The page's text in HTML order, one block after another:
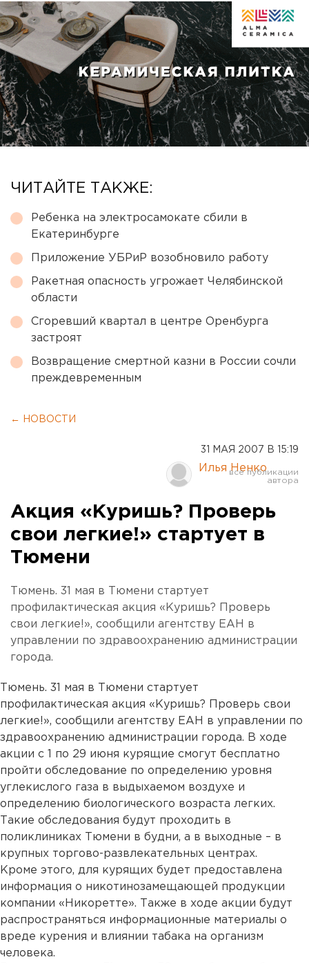
ЧИТАЙТЕ ТАКЖЕ:
Ребенка на электросамокате сбили в
Екатеринбурге
Приложение УБРиР возобновило работу
Ракетная опасность угрожает Челябинской
области
Сгоревший квартал в центре Оренбурга
застроят
Возвращение смертной казни в России сочли
преждевременным
← НОВОСТИ
31 МАЯ 2007 В 15:19
Илья Ненко
Акция «Куришь? Проверь
свои легкие!» стартует в
Тюмени
Тюмень. 31 мая в Тюмени стартует
профилактическая акция «Куришь? Проверь
свои легкие!», сообщили агентству ЕАН в
управлении по здравоохранению администрации
города.
Тюмень. 31 мая в Тюмени стартует
профилактическая акция «Куришь? Проверь свои
легкие!», сообщили агентству ЕАН в управлении по
здравоохранению администрации города. В ходе
акции с 1 по 29 июня курящие смогут бесплатно
пройти обследование по определению уровня
углекислого газа в выдыхаемом воздухе и
определению биологического возраста легких.
Такие обследования будут проходить в
поликлиниках Тюмени в будни, а в выходные – в
крупных торгово-развлекательных центрах.
Кроме этого, для курящих будет предоставлена
информация о никотинозамещающей продукции
компании «Никоретте». Также в ходе акции будут
распространяться информационные материалы о
вреде курения и влиянии табака на организм
человека.